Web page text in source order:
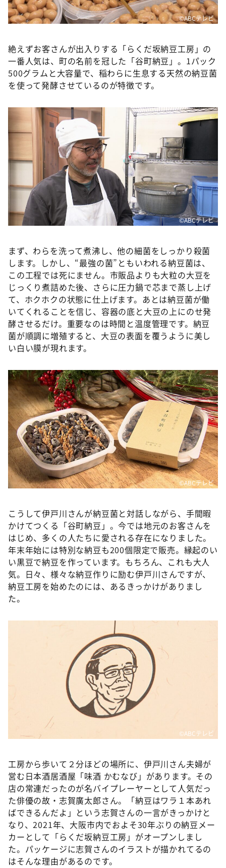
©ABCテレビ
絶えずお客さんが出入りする「らくだ坂納豆工房」の
一番人気は、町の名前を冠した「谷町納豆」。1パック
500グラムと大容量で、稲わらに生息する天然の納豆菌
を使って発酵させているのが特徴です。
©ABCテレビ
まず、わらを洗って煮沸し、他の細菌をしっかり殺菌
します。しかし、“最強の菌”ともいわれる納豆菌は、
この工程では死にません。市販品よりも大粒の大豆を
じっくり煮詰めた後、さらに圧力鍋で芯まで蒸し上げ
て、ホクホクの状態に仕上げます。あとは納豆菌が働
いてくれることを信じ、容器の底と大豆の上にのせ発
酵させるだけ。重要なのは時間と温度管理です。納豆
菌が順調に増殖すると、大豆の表面を覆うように美し
い白い膜が現れます。
©ABCテレビ
こうして伊戸川さんが納豆菌と対話しながら、手間暇
かけてつくる「谷町納豆」。今では地元のお客さんを
はじめ、多くの人たちに愛される存在になりました。
年末年始には特別な納豆も200個限定で販売。縁起のい
い黒豆で納豆を作っています。もちろん、これも大人
気。日々、様々な納豆作りに励む伊戸川さんですが、
納豆工房を始めたのには、あるきっかけがありまし
た。
©ABCテレビ
工房から歩いて２分ほどの場所に、伊戸川さん夫婦が
営む日本酒居酒屋「味酒 かむなび」があります。その
店の常連だったのが名バイプレーヤーとして人気だっ
た俳優の故・志賀廣太郎さん。「納豆はワラ１本あれ
ばできるんだよ」という志賀さんの一言がきっかけと
なり、2021年、大阪市内でおよそ30年ぶりの納豆メー
カーとして「らくだ坂納豆工房」がオープンしまし
た。パッケージに志賀さんのイラストが描かれてるの
はそんな理由があるのです。